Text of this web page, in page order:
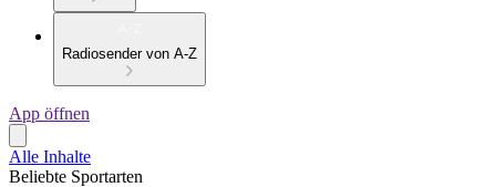
Radiosender von A-Z
App öffnen
Alle Inhalte
Beliebte Sportarten